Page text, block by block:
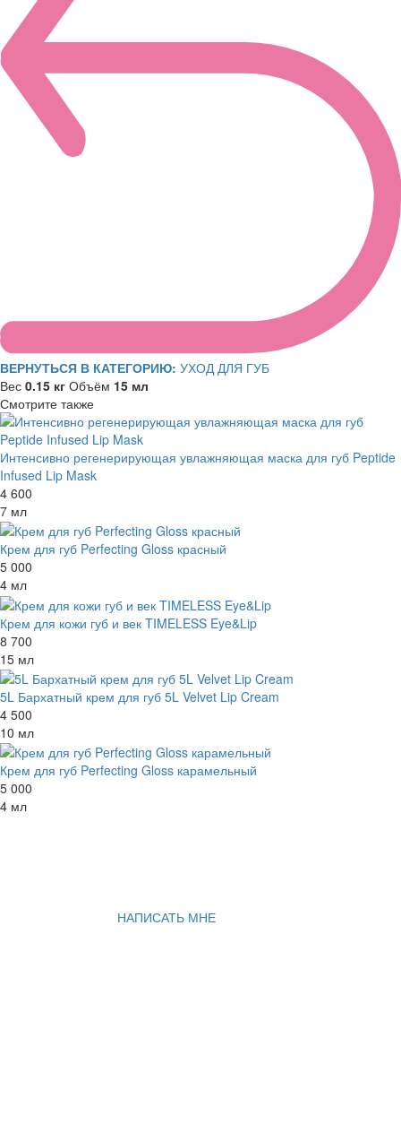
ВЕРНУТЬСЯ В КАТЕГОРИЮ: УХОД ДЛЯ ГУБ
Вес 0.15 кг Объём 15 мл
Смотрите также
Интенсивно регенерирующая увлажняющая маска для губ Peptide
Infused Lip Mask
4 600
7 мл
Крем для губ Perfecting Gloss красный
5 000
4 мл
Крем для кожи губ и век TIMELESS Eye&Lip
8 700
15 мл
5L Бархатный крем для губ 5L Velvet Lip Cream
4 500
10 мл
Крем для губ Perfecting Gloss карамельный
5 000
4 мл
НАПИСАТЬ МНЕ